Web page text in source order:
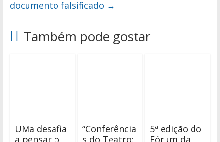
documento falsificado →
Também pode gostar
UMa desafia
a pensar o
“Conferência
s do Teatro:
5ª edição do
Fórum da